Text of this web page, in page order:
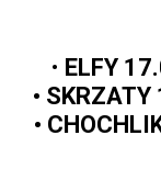
• ELFY
•
•